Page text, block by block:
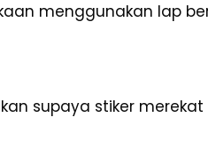
menggunakan lap
supaya stiker merekat